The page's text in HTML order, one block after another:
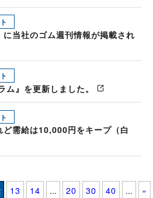
に当社のゴム週刊情報が掲載され
ム』を更新しました。
需給は10,000円をキープ（白
13 14 ... 20 30 40 ... »